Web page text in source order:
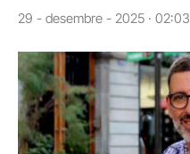
29 - desembre - 2025 · 02:03